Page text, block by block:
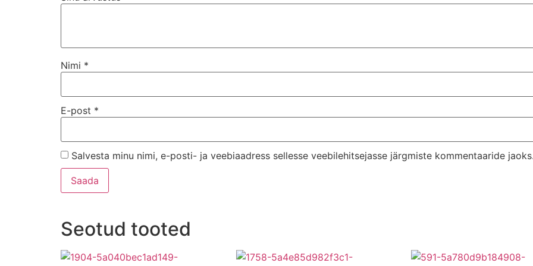
Nimi *
E-post *
Salvesta minu nimi, e-posti- ja veebiaadress sellesse veebilehitsejasse järgmiste kommentaaride
Seotud tooted